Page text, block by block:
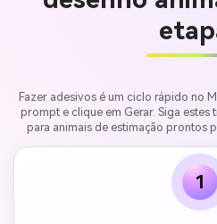
Fazer adesivos é um ciclo rápido no
prompt e clique em Gerar. Siga estes
para animais de estimação prontos
1